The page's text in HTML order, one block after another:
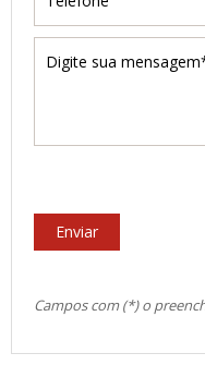
Campos com (*) o